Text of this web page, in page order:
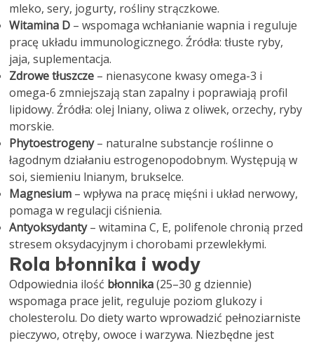
mleko, sery, jogurty, rośliny strączkowe.
Witamina D – wspomaga wchłanianie wapnia i reguluje
pracę układu immunologicznego. Źródła: tłuste ryby,
jaja, suplementacja.
Zdrowe tłuszcze – nienasycone kwasy omega-3 i
omega-6 zmniejszają stan zapalny i poprawiają profil
lipidowy. Źródła: olej lniany, oliwa z oliwek, orzechy, ryby
morskie.
Phytoestrogeny– naturalne substancje roślinne o
łagodnym działaniu estrogenopodobnym. Występują w
soi, siemieniu lnianym, brukselce.
Magnesium – wpływa na pracę mięśni i układ nerwowy,
pomaga w regulacji ciśnienia.
Antyoksydanty– witamina C, E, polifenole chronią przed
stresem oksydacyjnym i chorobami przewlekłymi.
Rola błonnika i wody
Odpowiednia ilość błonnika(25–30 g dziennie)
wspomaga prace jelit, reguluje poziom glukozy i
cholesterolu. Do diety warto wprowadzić pełnoziarniste
pieczywo, otręby, owoce i warzywa. Niezbędne jest